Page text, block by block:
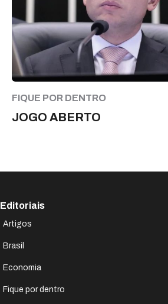
FIQUE POR DENTRO
JOGO ABERTO
Editoriais
Artigos
Brasil
Economia
Fique por dentro